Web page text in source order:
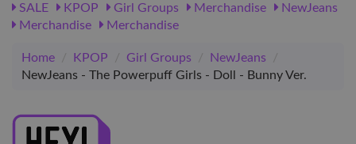
SALE
KPOP Girl Groups Merchandise
NewJeans
Merchandise
Merchandise
Home / KPOP / Girl Groups / NewJeans
/
NewJeans - The Powerpuff Girls - Doll - Bunny Ver.